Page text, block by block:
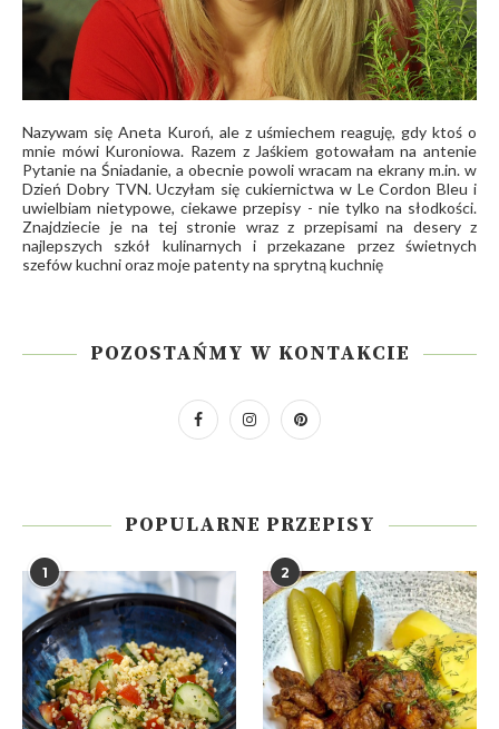
Nazywam się Aneta Kuroń, ale z uśmiechem reaguję, gdy ktoś o
mnie mówi Kuroniowa. Razem z Jaśkiem gotowałam na antenie
Pytanie na Śniadanie, a obecnie powoli wracam na ekrany m.in. w
Dzień Dobry TVN. Uczyłam się cukiernictwa w Le Cordon Bleu i
uwielbiam nietypowe, ciekawe przepisy - nie tylko na słodkości.
Znajdziecie je na tej stronie wraz z przepisami na desery z
najlepszych szkół kulinarnych i przekazane przez świetnych
szefów kuchni oraz moje patenty na sprytną kuchnię
POZOSTAŃMY W KONTAKCIE
POPULARNE PRZEPISY
1 2